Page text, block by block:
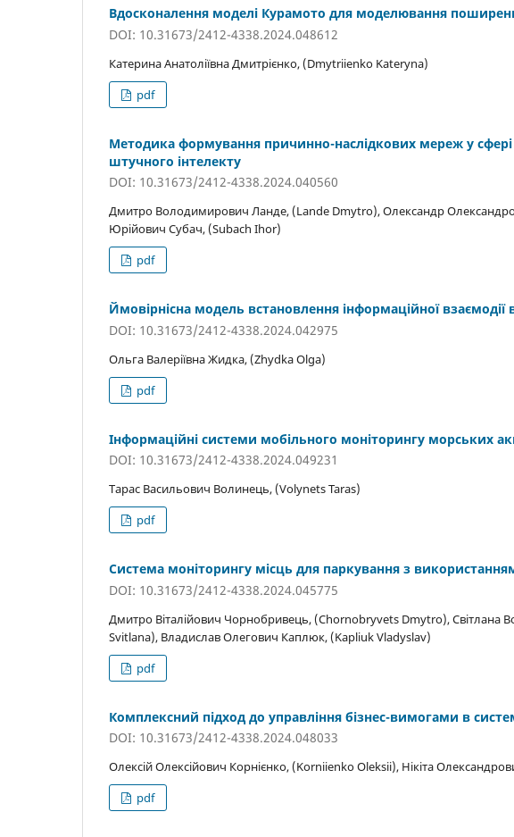
Вдосконалення моделі Курамото для моделювання
DOI: 10.31673/2412-4338.2024.048612
Катерина Анатоліївна Дмитрієнко, (Dmytriienko Kateryna)
pdf
Методика формування причинно-наслідкових мереж у
штучного інтелекту
DOI: 10.31673/2412-4338.2024.040560
Дмитро Володимирович Ланде, (Lande Dmytro), Олександр
Юрійович Субач, (Subach Ihor)
pdf
Ймовірнісна модель встановлення інформаційної
DOI: 10.31673/2412-4338.2024.042975
Ольга Валеріївна Жидка, (Zhydka Olga)
pdf
Інформаційні системи мобільного моніторингу морських
DOI: 10.31673/2412-4338.2024.049231
Тарас Васильович Волинець, (Volynets Taras)
pdf
Система моніторингу місць для паркування з
DOI: 10.31673/2412-4338.2024.045775
Дмитро Віталійович Чорнобривець, (Chornobryvets Dmytro),
Svitlana), Владислав Олегович Каплюк, (Kapliuk Vladyslav)
pdf
Комплексний підход до управління бізнес-вимогами в
DOI: 10.31673/2412-4338.2024.048033
Олексій Олексійович Корнієнко, (Korniienko Oleksii), Нікіта
pdf